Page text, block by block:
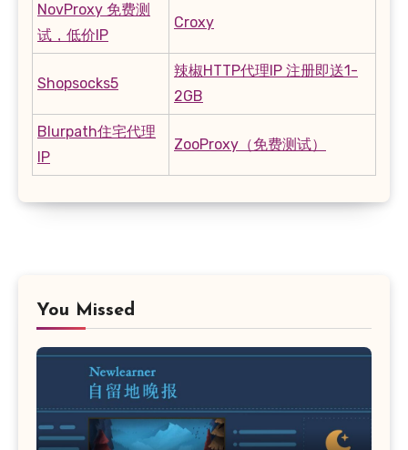
NovProxy 免费测
试，低价IP
Croxy
Shopsocks5
辣椒HTTP代理IP 注册即送1-
2GB
Blurpath住宅代理
IP
ZooProxy（免费测试）
You Missed